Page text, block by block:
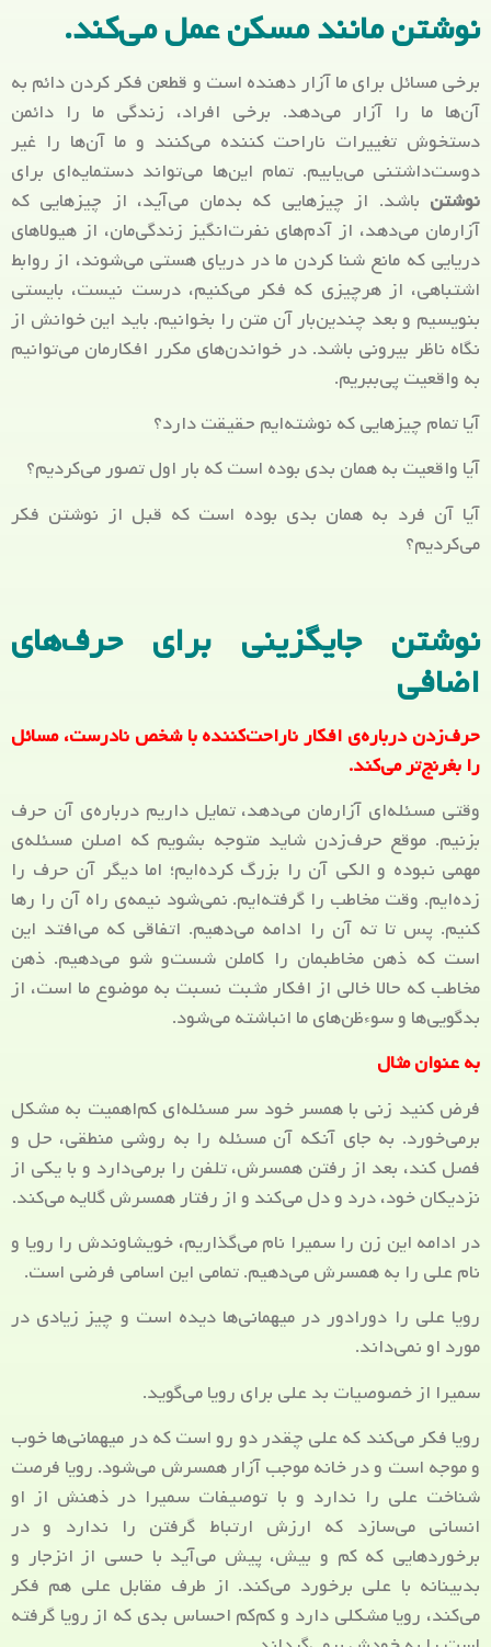
نوشتن مانند مسکن عمل می‌کند.
برخی مسائل برای ما آزار دهنده است و قطعن فکر کردن دائم به
آن‌ها ما را آزار می‌دهد. برخی افراد، زندگی ما را دائمن
دستخوش تغییرات ناراحت کننده می‌کنند و ما آن‌ها را غیر
دوست‌داشتنی می‌یابیم. تمام این‌ها می‌تواند دستمایه‌ای برای
نوشتن باشد. از چیزهایی که بدمان می‌آید، از چیزهایی که
آزارمان می‌دهد، از آدم‌های نفرت‌انگیز زندگی‌مان، از هیولاهای
دریایی که مانع شنا کردن ما در دریای هستی می‌شوند، از روابط
اشتباهی، از هرچیزی که فکر می‌کنیم، درست نیست، بایستی
بنویسیم و بعد چندین‌بار آن متن را بخوانیم. باید این خوانش از
نگاه ناظر بیرونی باشد. در خواندن‌های مکرر افکارمان می‌توانیم
به واقعیت پی‌ببریم.
آیا تمام چیزهایی که نوشته‌ایم حقیقت دارد؟
آیا واقعیت به همان بدی بوده است که بار اول تصور می‌کردیم؟
آیا آن فرد به همان بدی بوده است که قبل از نوشتن فکر
می‌کردیم؟
نوشتن جایگزینی برای حرف‌های
اضافی
حرف‌زدن درباره‌ی افکار ناراحت‌کننده با شخص نادرست، مسائل
را بغرنج‌تر می‌کند.
وقتی مسئله‌ای آزارمان می‌دهد، تمایل داریم درباره‌ی آن حرف
بزنیم. موقع حرف‌زدن شاید متوجه بشویم که اصلن مسئله‌ی
مهمی نبوده و الکی آن را بزرگ کرده‌ایم؛ اما دیگر آن حرف را
زده‌ایم. وقت مخاطب را گرفته‌ایم. نمی‌شود نیمه‌ی راه آن را رها
کنیم. پس تا ته آن را ادامه می‌دهیم. اتفاقی که می‌افتد این
است که ذهن مخاطبمان را کاملن شست‌و شو می‌دهیم. ذهن
مخاطب که حالا خالی از افکار مثبت نسبت به موضوع ما است، از
بدگویی‌ها و سوءظن‌های ما انباشته می‌شود.
به عنوان مثال
فرض کنید زنی با همسر خود سر مسئله‌ای کم‌اهمیت به مشکل
برمی‌خورد. به جای آنکه آن مسئله را به روشی منطقی، حل و
فصل کند، بعد از رفتن همسرش، تلفن را برمی‌دارد و با یکی از
نزدیکان خود، درد و دل می‌کند و از رفتار همسرش گلایه می‌کند.
در ادامه این زن را سمیرا نام می‌گذاریم، خویشاوندش را رویا و
نام علی را به همسرش می‌دهیم. تمامی این اسامی فرضی است.
رویا علی را دورادور در میهمانی‌ها دیده است و چیز زیادی در
مورد او نمی‌داند.
سمیرا از خصوصیات بد علی برای رویا می‌گوید.
رویا فکر می‌کند که علی چقدر دو رو است که در میهمانی‌ها خوب
و موجه است و در خانه موجب آزار همسرش می‌شود. رویا فرصت
شناخت علی را ندارد و با توصیفات سمیرا در ذهنش از او
انسانی می‌سازد که ارزش ارتباط گرفتن را ندارد و در
برخوردهایی که کم و بیش، پیش می‌آید با حسی از انزجار و
بدبینانه با علی برخورد می‌کند. از طرف مقابل علی هم فکر
می‌کند، رویا مشکلی دارد و کم‌کم احساس بدی که از رویا گرفته